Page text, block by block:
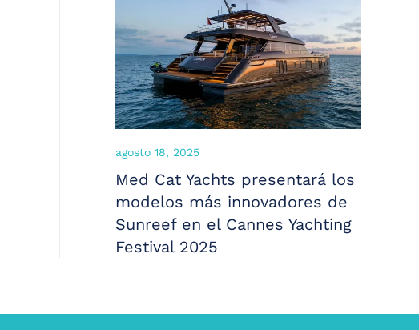
agosto 18, 2025
Med Cat Yachts presentará los
modelos más innovadores de
Sunreef en el Cannes Yachting
Festival 2025